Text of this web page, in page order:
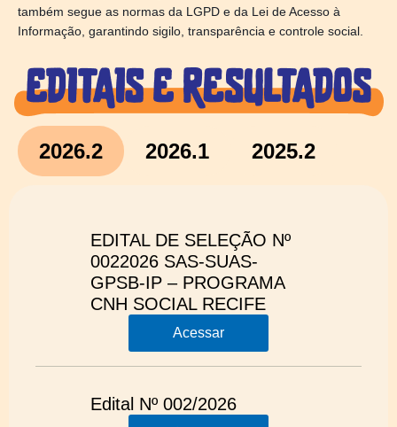
também segue as normas da LGPD e da Lei de Acesso à
Informação, garantindo sigilo, transparência e controle social.
2026.2 2026.1 2025.2
EDITAL DE SELEÇÃO Nº
0022026 SAS-SUAS-
GPSB-IP – PROGRAMA
CNH SOCIAL RECIFE
Acessar
Edital Nº 002/2026